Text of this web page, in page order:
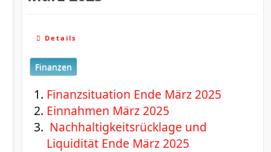
Details
Finanzen
Finanzsituation Ende März 2025
Einnahmen März 2025
Nachhaltigkeitsrücklage und
Liquidität Ende März 2025